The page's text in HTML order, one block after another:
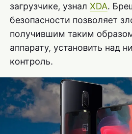
загрузчике, узнал XDA.
безопасности позволяет
получившим таким
аппарату, установить над
контроль.